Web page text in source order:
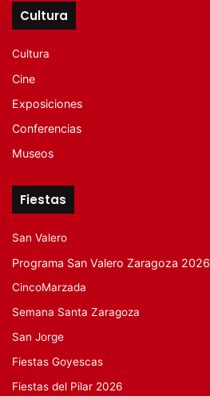
Cultura
Cultura
Cine
Exposiciones
Conferencias
Museos
Fiestas
San Valero
Programa San Valero Zaragoza 2026
CincoMarzada
Semana Santa Zaragoza
San Jorge
Fiestas Goyescas
Fiestas del Pilar 2026